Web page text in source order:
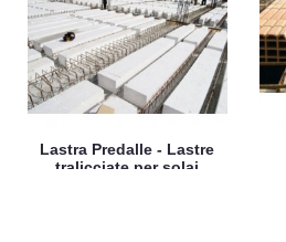
Lastra Predalle - Lastre
tralicciate per solai